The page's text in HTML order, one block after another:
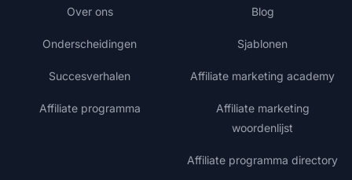
Over ons
Onderscheidingen
Succesverhalen
Affiliate programma
Blog
Sjablonen
Affiliate marketing academy
Affiliate marketing
woordenlijst
Affiliate programma directory